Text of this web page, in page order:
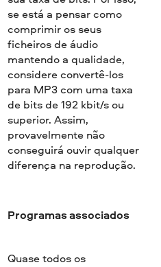
se está a pensar como
comprimir os seus
ficheiros de áudio
mantendo a qualidade,
considere convertê-los
para MP3 com uma taxa
de bits de 192 kbit/s ou
superior. Assim,
provavelmente não
conseguirá ouvir qualquer
diferença na reprodução.
Programas associados
Quase todos os